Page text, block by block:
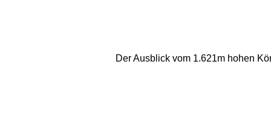
Der Ausblick vom 1.621m hohen